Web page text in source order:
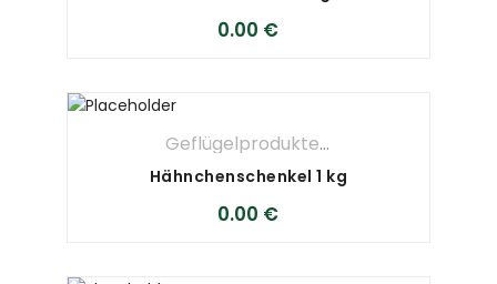
0.00 €
Geflügelprodukte
,METZGEREI
Hähnchenschenkel 1 kg
0.00 €